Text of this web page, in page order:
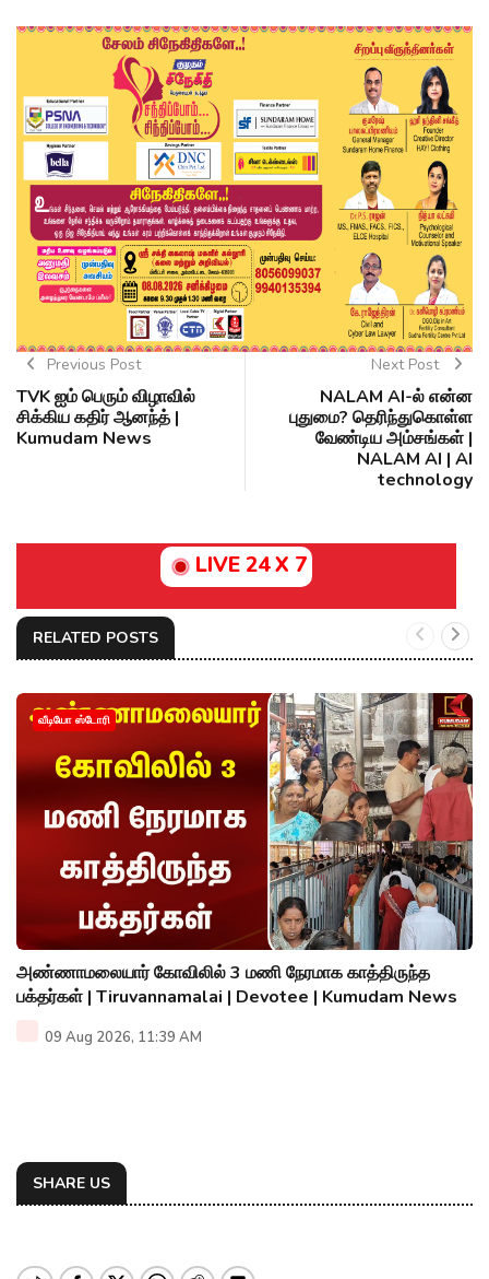
Previous Post
TVK ஐம் பெரும் விழாவில்
சிக்கிய கதிர் ஆனந்த் |
Kumudam News
Next Post
NALAM AI-ல் என்ன
புதுமை? தெரிந்துகொள்ள
வேண்டிய அம்சங்கள் |
NALAM AI | AI
technology
LIVE 24 X 7
RELATED POSTS
வீடியோ ஸ்டோரி
அண்ணாமலையார் கோவிலில் 3 மணி நேரமாக காத்திருந்த
பக்தர்கள் | Tiruvannamalai | Devotee | Kumudam News
09 Aug 2026, 11:39 AM
SHARE US